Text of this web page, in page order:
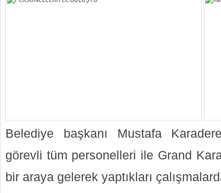
Belediye başkanı Mustafa
görevli tüm personelleri ile Grand
bir araya gelerek yaptıkları